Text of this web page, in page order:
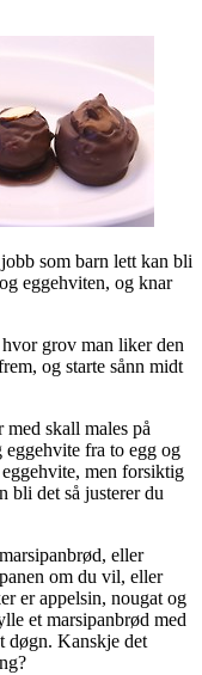
som barn lett kan bli
eggehviten, og knar
grov man liker den
og starte sånn midt
skall males på
fra to egg og
men forsiktig
bli det så justerer du
eller
om du vil, eller
er appelsin, nougat og
et marsipanbrød med
døgn. Kanskje det